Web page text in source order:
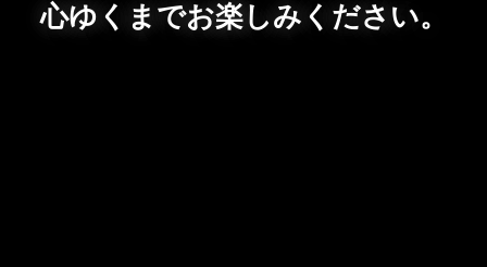
心ゆくまでお楽しみください。